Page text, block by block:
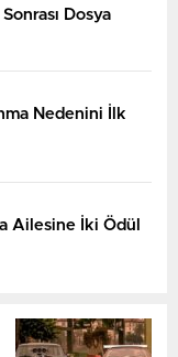
Dosya
Nedenini İlk
Ailesine İki Ödül